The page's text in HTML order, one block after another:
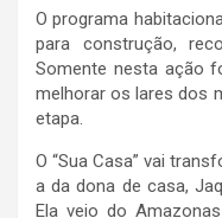
O programa
para construção,
Somente nesta ação
melhorar os lares dos
etapa.
O “Sua Casa” vai
a da dona de casa,
Ela veio do